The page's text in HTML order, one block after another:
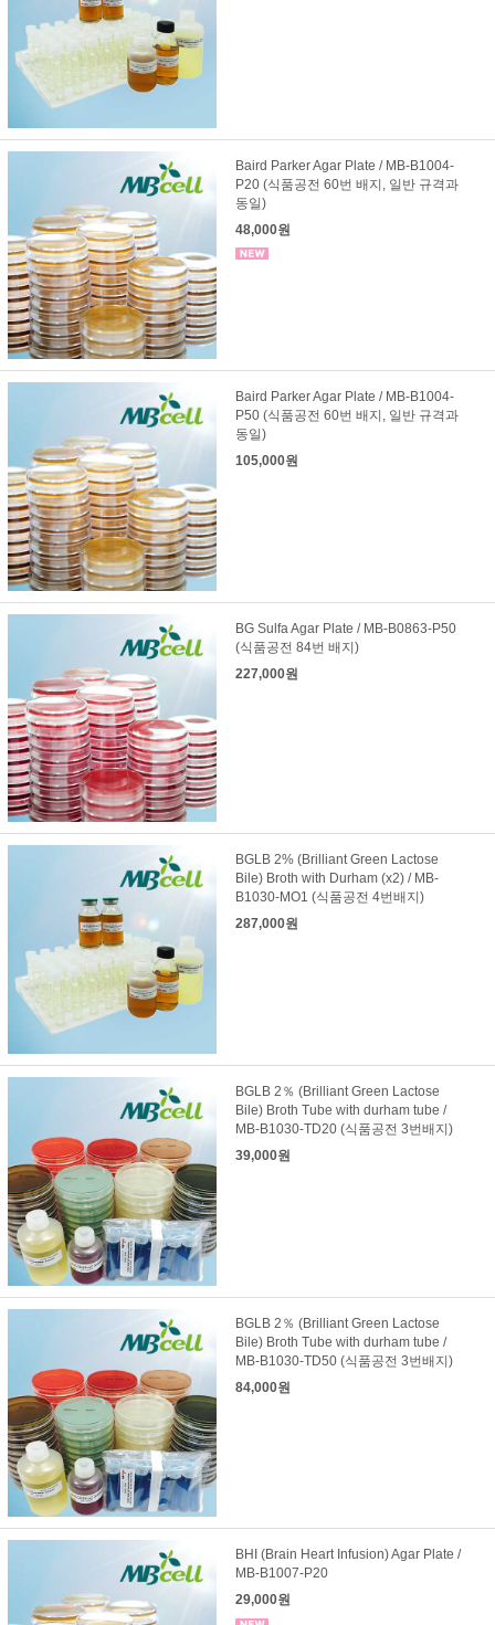
Baird Parker Agar Plate / MB-B1004-
P20 (식품공전 60번 배지, 일반 규격과
동일)
48,000원
Baird Parker Agar Plate / MB-B1004-
P50 (식품공전 60번 배지, 일반 규격과
동일)
105,000원
BG Sulfa Agar Plate / MB-B0863-P50
(식품공전 84번 배지)
227,000원
BGLB 2% (Brilliant Green Lactose
Bile) Broth with Durham (x2) / MB-
B1030-MO1 (식품공전 4번배지)
287,000원
BGLB 2％ (Brilliant Green Lactose
Bile) Broth Tube with durham tube /
MB-B1030-TD20 (식품공전 3번배지)
39,000원
BGLB 2％ (Brilliant Green Lactose
Bile) Broth Tube with durham tube /
MB-B1030-TD50 (식품공전 3번배지)
84,000원
BHI (Brain Heart Infusion) Agar Plate /
MB-B1007-P20
29,000원